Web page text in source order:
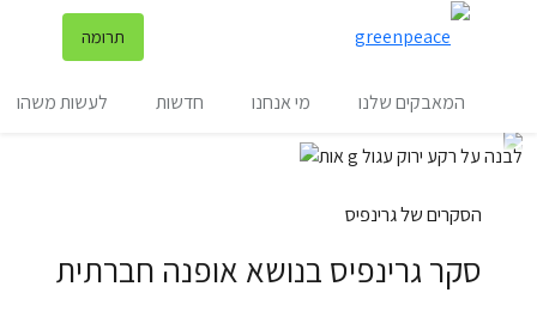
תרומה
המאבקים שלנו מי אנחנו חדשות לעשות משהו
הסקרים של גרינפיס
סקר גרינפיס בנושא אופנה חברתית